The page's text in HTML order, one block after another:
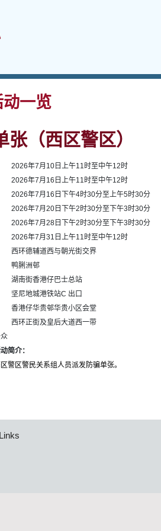
动一览
张（西区警区）
2026年7月10日上午11时至中午12时
2026年7月16日上午11时至中午12时
2026年7月16日下午4时30分至上午5时30分
2026年7月20日下午2时30分至下午3时30分
2026年7月28日下午2时30分至下午3时30分
2026年7月31日上午11时至中午12时
西环德辅道西与朝光街交界
鸭脷洲邨
湖南街香港仔巴士总站
坚尼地城港铁站C 出口
香港仔华贵邨华贵小区会堂
西环正街及皇后大道西一带
简介：
警区警民关系组人员派发防骗单张。